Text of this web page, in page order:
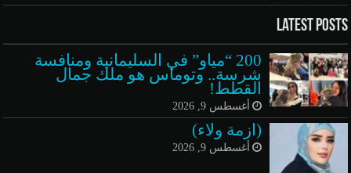
Latest Posts
200 “مياو” في السليمانية ومنافسة
شرسة.. وتوماس هو ملك جمال
القطط!
أغسطس 9, 2026
(ازمة ولاء)
أغسطس 9, 2026